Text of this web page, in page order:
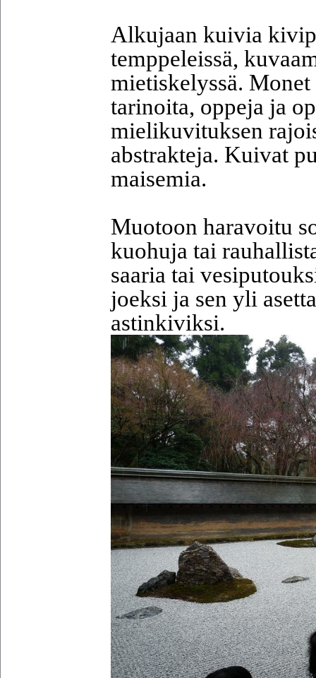
Alkujaan kuivia
temppeleissä,
mietiskelyssä.
tarinoita, oppeja ja
mielikuvituksen
abstrakteja. Kuivat
maisemia.
Muotoon haravoitu
kuohuja tai
saaria tai
joeksi ja sen yli
astinkiviksi.